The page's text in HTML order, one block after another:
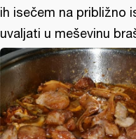
ih isečem na približno
uvaljati u meševinu